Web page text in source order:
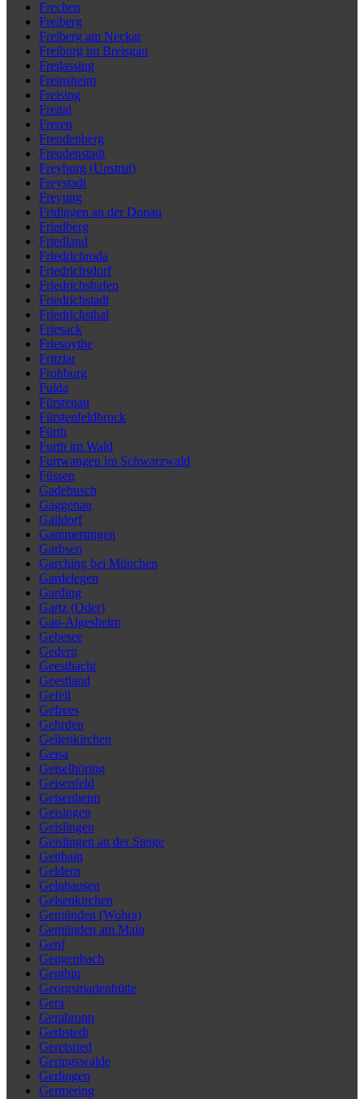
Frechen
Freiberg
Freiberg am Neckar
Freiburg im Breisgau
Freilassing
Freinsheim
Freising
Freital
Freren
Freudenberg
Freudenstadt
Freyburg (Unstrut)
Freystadt
Freyung
Fridingen an der Donau
Friedberg
Friedland
Friedrichroda
Friedrichsdorf
Friedrichshafen
Friedrichstadt
Friedrichsthal
Friesack
Friesoythe
Fritzlar
Frohburg
Fulda
Fürstenau
Fürstenfeldbruck
Fürth
Furth im Wald
Furtwangen im Schwarzwald
Füssen
Gadebusch
Gaggenau
Gaildorf
Gammertingen
Garbsen
Garching bei München
Gardelegen
Garding
Gartz (Oder)
Gau-Algesheim
Gebesee
Gedern
Geesthacht
Geestland
Gefell
Gefrees
Gehrden
Geilenkirchen
Geisa
Geiselhöring
Geisenfeld
Geisenheim
Geisingen
Geislingen
Geislingen an der Steige
Geithain
Geldern
Gelnhausen
Gelsenkirchen
Gemünden (Wohra)
Gemünden am Main
Genf
Gengenbach
Genthin
Georgsmarienhütte
Gera
Gerabronn
Gerbstedt
Geretsried
Geringswalde
Gerlingen
Germering